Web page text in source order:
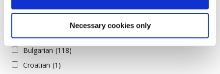
Necessary cookies only
Arabic (78)
Bulgarian (118)
Croatian (1)